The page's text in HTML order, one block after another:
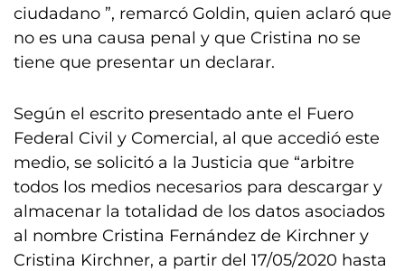
ciudadano ”, remarcó Goldin, quien aclaró que
no es una causa penal y que Cristina no se
tiene que presentar un declarar.
Según el escrito presentado ante el Fuero
Federal Civil y Comercial, al que accedió este
medio, se solicitó a la Justicia que “arbitre
todos los medios necesarios para descargar y
almacenar la totalidad de los datos asociados
al nombre Cristina Fernández de Kirchner y
Cristina Kirchner, a partir del 17/05/2020 hasta